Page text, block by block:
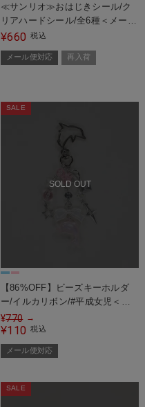
≪サンリオ≫おはじきシール/ク
リアハードシール/全6種＜メール
便対応＞
¥660 税込
メール便対応 再入荷
SOLD OUT
SALE
【86%OFF】ビーズキーホルダ
ー/イルカリボン/#平成女児＜メ
ール便対応＞
¥770 →
¥110 税込
メール便対応
SALE